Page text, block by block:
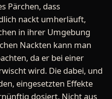
Pärchen, dass
nackt umherläuft,
in ihrer Umgebung
Nackten kann man
da er bei einer
wird. Die dabei, und
eingesetzten Effekte
dosiert. Nicht aus